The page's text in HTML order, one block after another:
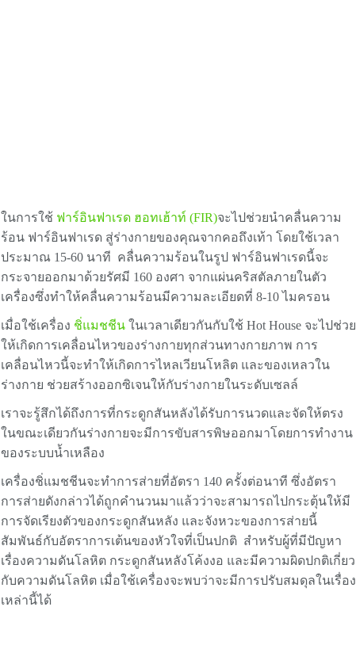
ในการใช้ ฟาร์อินฟาเรด ฮอทเฮ้าท์ (FIR)จะไปช่วยนำคลื่นความ
ร้อน ฟาร์อินฟาเรด สู่ร่างกายของคุณจากคอถึงเท้า โดยใช้เวลา
ประมาณ 15-60 นาที คลื่นความร้อนในรูป ฟาร์อินฟาเรดนี้จะ
กระจายออกมาด้วยรัศมี 160 องศา จากแผ่นคริสตัลภายในตัว
เครื่องซึ่งทำให้คลื่นความร้อนมีความละเอียดที่ 8-10 ไมครอน
เมื่อใช้เครื่อง ชิ่แมชชีน ในเวลาเดียวกันกับใช้ Hot House จะไปช่วย
ให้เกิดการเคลื่อนไหวของร่างกายทุกส่วนทางกายภาพ การ
เคลื่อนไหวนี้จะทำให้เกิดการไหลเวียนโหลิต และของเหลวใน
ร่างกาย ช่วยสร้างออกซิเจนให้กับร่างกายในระดับเซลล์
เราจะรู้สึกได้ถึงการที่กระดูกสันหลังได้รับการนวดและจัดให้ตรง
ในขณะเดียวกันร่างกายจะมีการขับสารพิษออกมาโดยการทำงาน
ของระบบน้ำเหลือง
เครื่องชิ่แมชชีนจะทำการส่ายที่อัตรา 140 ครั้งต่อนาที ซึ่งอัตรา
การส่ายดังกล่าวได้ถูกคำนวนมาแล้วว่าจะสามารถไปกระตุ้นให้มี
การจัดเรียงตัวของกระดูกสันหลัง และจังหวะของการส่ายนี้
สัมพันธ์กับอัตราการเต้นของหัวใจที่เป็นปกติ สำหรับผู้ที่มีปัญหา
เรื่องความดันโลหิต กระดูกสันหลังโค้งงอ และมีความผิดปกติเกี่ยว
กับความดันโลหิต เมื่อใช้เครื่องจะพบว่าจะมีการปรับสมดุลในเรื่อง
เหล่านี้ได้